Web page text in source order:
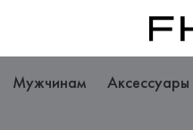
Мужчинам Аксессуары